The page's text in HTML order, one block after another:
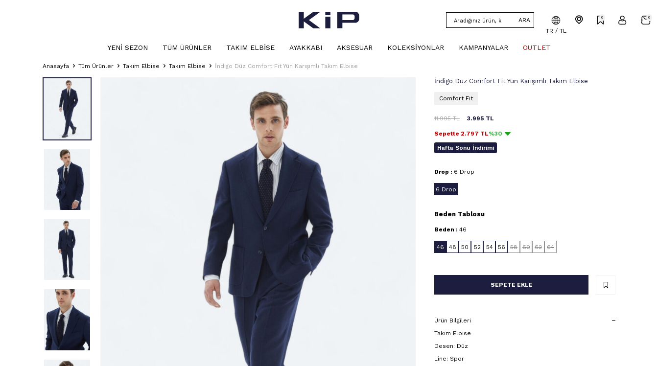
ARA
TR / TL
0 0
YENI SEZON TÜM ÜRÜNLER TAKIM ELBISE AYAKKABI AKSESUAR KOLEKSIYONLAR KAMPANYALAR OUTLET
Anasayfa Tüm Ürünler Takım Elbise Takım Elbise İndigo Düz Comfort Fit Yün Karışımlı Takım Elbise
İndigo Düz Comfort Fit Yün Karışımlı Takım Elbise
Comfort Fit
11.995TL 3.995 TL
Sepette 2.797 TL%30
Hafta Sonu İndirimi
Drop : 6 Drop
6 Drop
Beden Tablosu
Beden : 46
46 48 50 52 54 56 58 60 62 64
SEPETE EKLE
Ürün Bilgileri
Takım Elbise
Desen: Düz
Line: Spor